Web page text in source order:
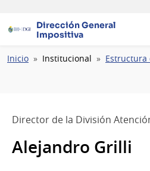
Dirección General
Impositiva
Ruta
Inicio Institucional Estructura
Director de la División
Alejandro Grilli